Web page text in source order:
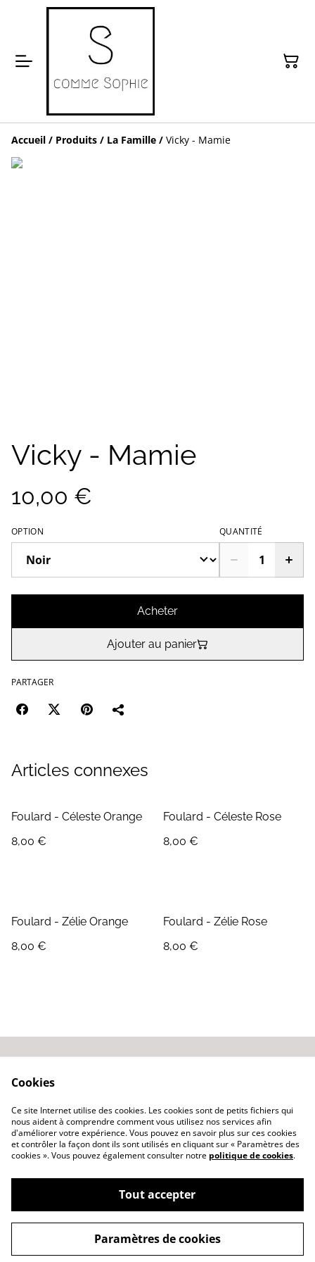
Accueil / Produits / La Famille / Vicky - Mamie
Vicky - Mamie
10,00 €
OPTION QUANTITÉ
Acheter
Ajouter au panier
PARTAGER
Articles connexes
Foulard - Céleste Orange
8,00 €
Foulard - Céleste Rose
8,00 €
Foulard - Zélie Orange
8,00 €
Foulard - Zélie Rose
8,00 €
Politique de
confidentialité
©2026S comme Sophie
powered by
Cookies
Ce site Internet utilise des cookies. Les cookies sont de petits fichiers qui
nous aident à comprendre comment vous utilisez nos services afin
d'améliorer votre expérience. Vous pouvez en savoir plus sur ces cookies
et contrôler la façon dont ils sont utilisés en cliquant sur « Paramètres des
cookies ». Vous pouvez également consulter notre politique de cookies.
Tout accepter
Paramètres de cookies